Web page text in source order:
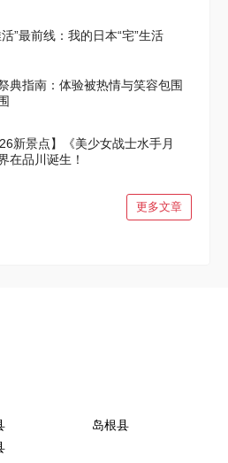
”最前线：我的日本“宅”生活
典指南：体验被热情与笑容包围
新景点】《美少女战士水手月
在品川诞生！
更多文章
岛根县